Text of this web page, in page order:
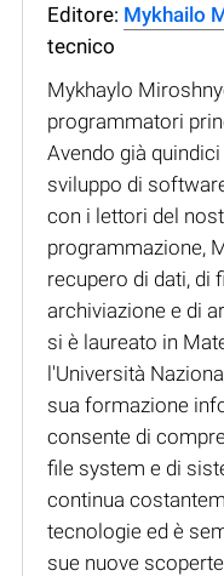
Editore: Mykhailo
tecnico
Mykhaylo
programmatori
Avendo già
sviluppo di
con i lettori del
programmazione,
recupero di dati, di
archiviazione e di
si è laureato in
l'Università
sua formazione
consente di
file system e di
continua
tecnologie ed è
sue nuove